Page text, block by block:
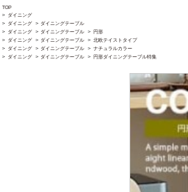
TOP
> ダイニング
> ダイニング > ダイニングテーブル
> ダイニング > ダイニングテーブル > 円形
> ダイニング > ダイニングテーブル > 北欧テイストタイプ
> ダイニング > ダイニングテーブル > ナチュラルカラー
> ダイニング > ダイニングテーブル > 円形ダイニングテーブル特集